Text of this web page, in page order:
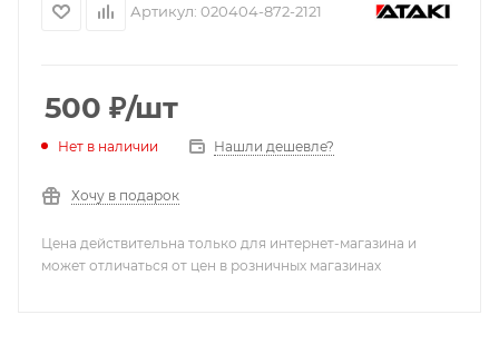
Артикул: 020404-872-2121
500 ₽/шт
Нет в наличии Нашли дешевле?
Хочу в подарок
Цена действительна только для интернет-магазина и
может отличаться от цен в розничных магазинах